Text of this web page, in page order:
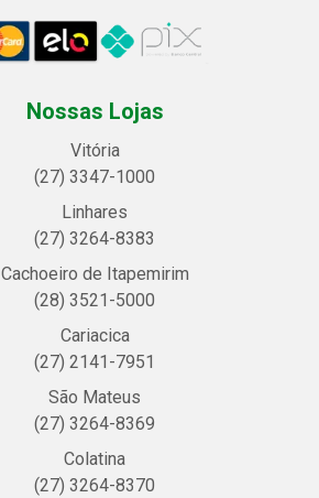
Nossas Lojas
Vitória
(27) 3347-1000
Linhares
(27) 3264-8383
Cachoeiro de Itapemirim
(28) 3521-5000
Cariacica
(27) 2141-7951
São Mateus
(27) 3264-8369
Colatina
(27) 3264-8370